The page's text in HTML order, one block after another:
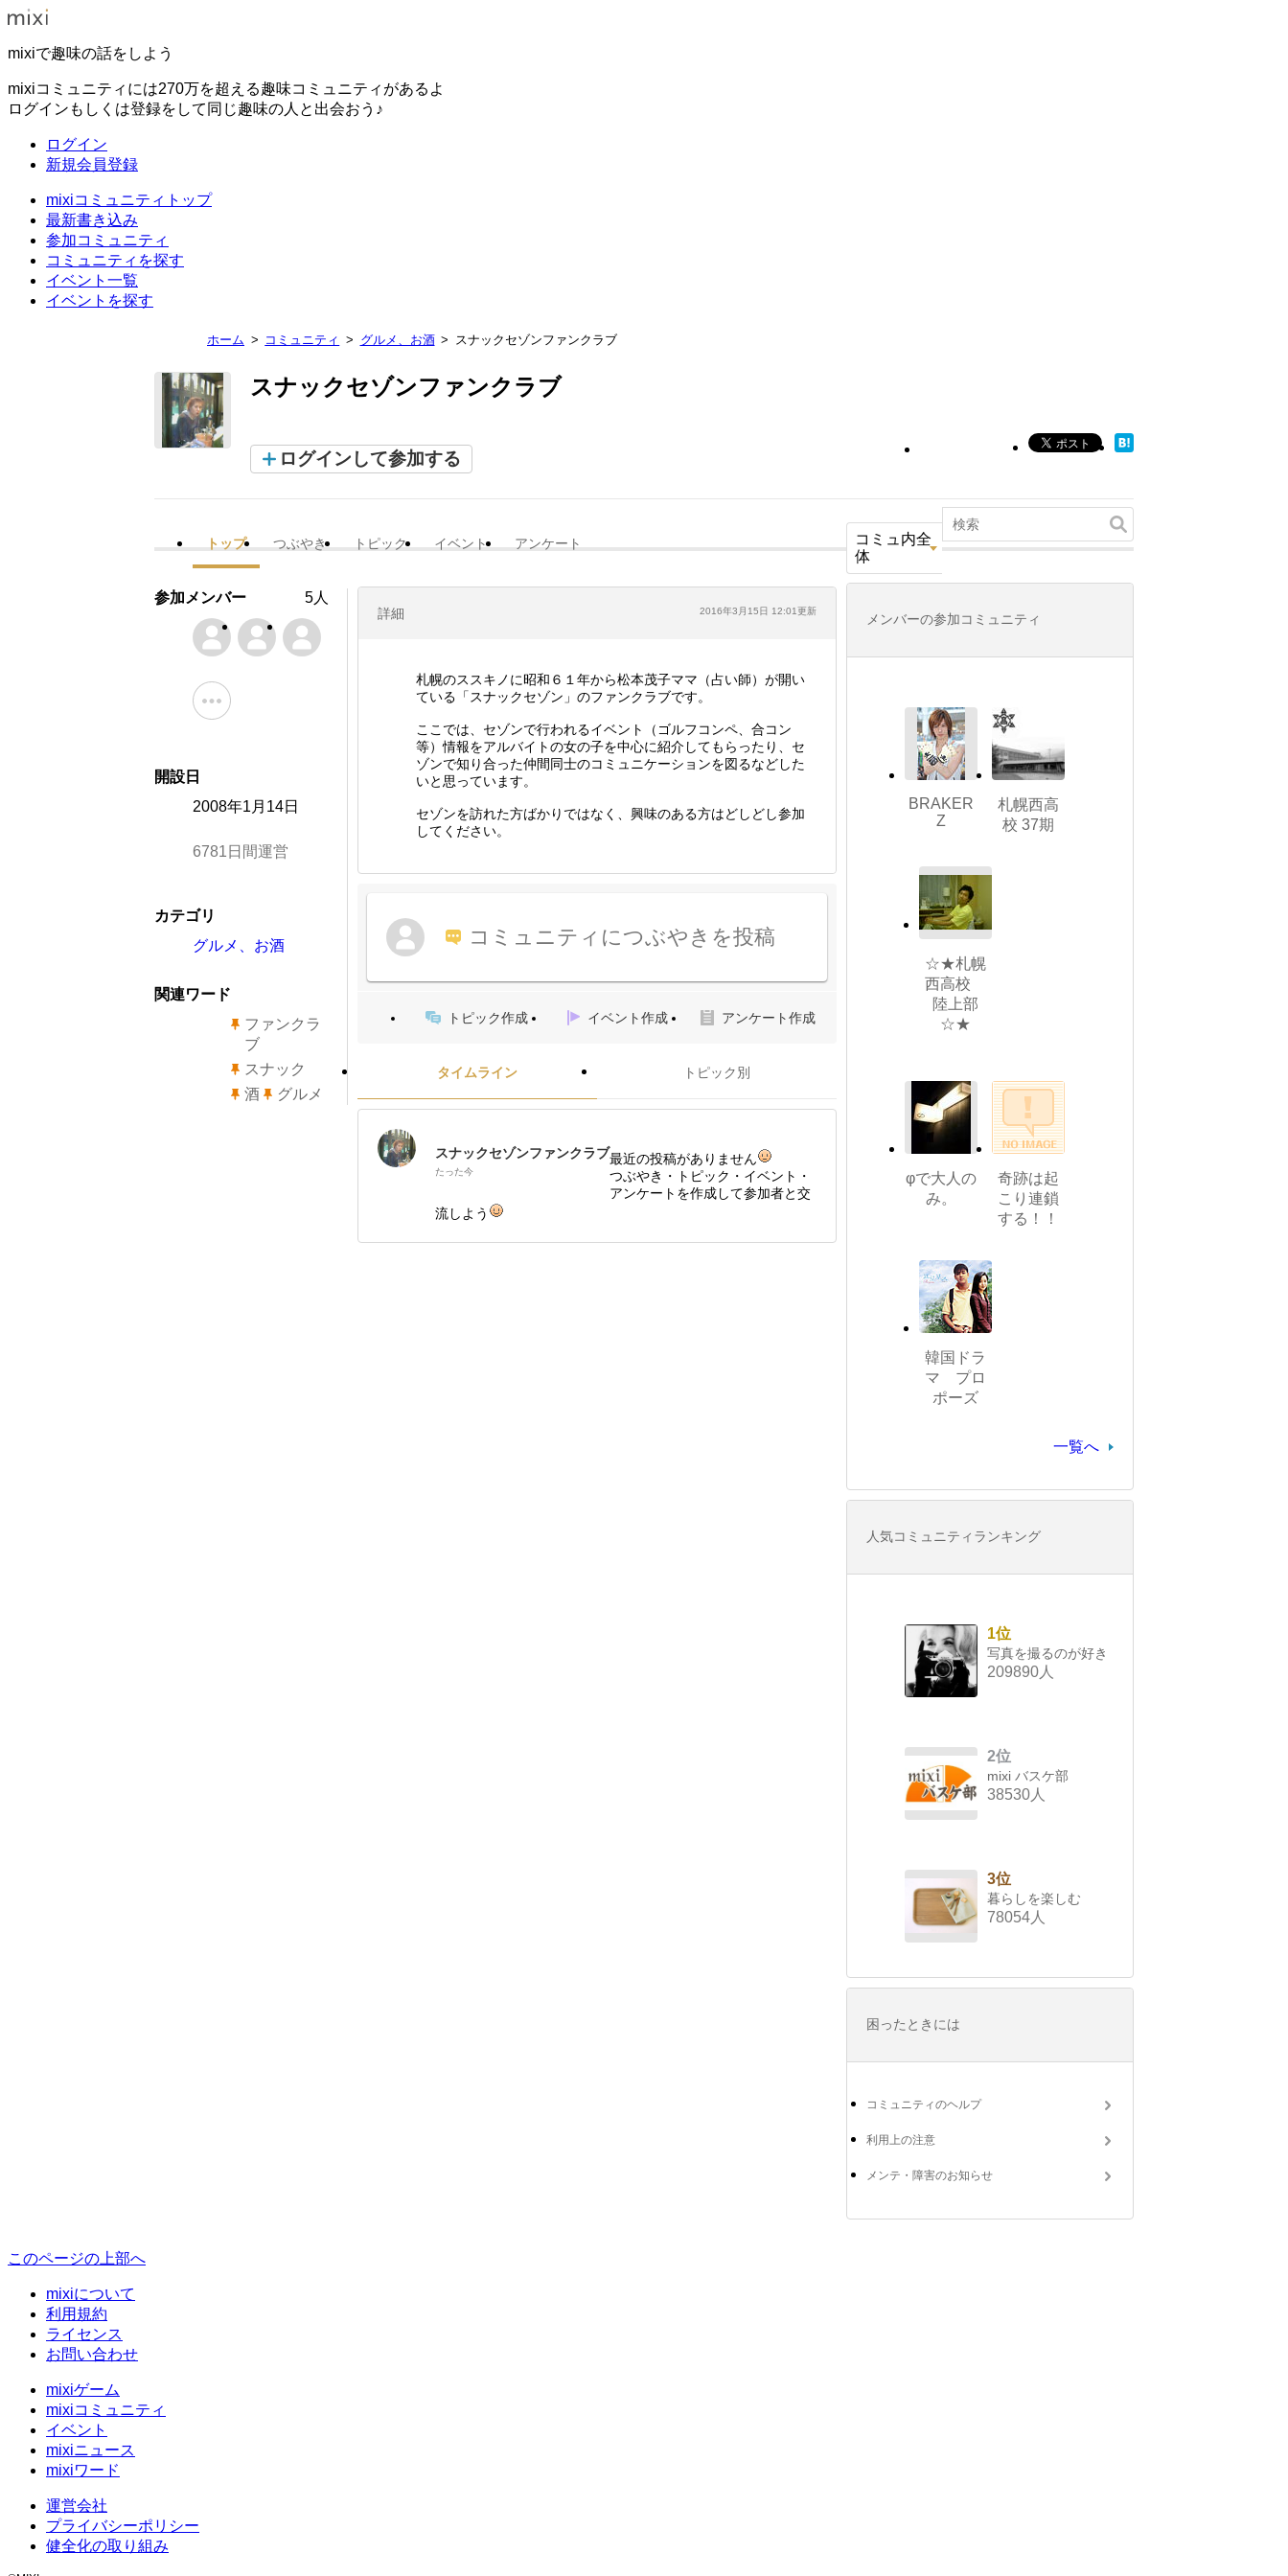
mixiで趣味の話をしよう
mixiコミュニティには270万を超える趣味コミュニティがあるよ
ログインもしくは登録をして同じ趣味の人と出会おう♪
ログイン
新規会員登録
mixiコミュニティトップ
最新書き込み
参加コミュニティ
コミュニティを探す
イベント一覧
イベントを探す
ホーム コミュニティ グルメ、お酒 スナックセゾンファンクラブ
スナックセゾンファンクラブ
ログインして参加する
トップ つぶやき トピック イベント アンケート
コミュ内全
体
詳細 2016年3月15日 12:01更新
札幌のススキノに昭和６１年から松本茂子ママ（占い師）が開い
ている「スナックセゾン」のファンクラブです。
ここでは、セゾンで行われるイベント（ゴルフコンペ、合コン
等）情報をアルバイトの女の子を中心に紹介してもらったり、セ
ゾンで知り合った仲間同士のコミュニケーションを図るなどした
いと思っています。
セゾンを訪れた方ばかりではなく、興味のある方はどしどし参加
してください。
コミュニティにつぶやきを投稿
トピック作成 イベント作成 アンケート作成
タイムライン トピック別
スナックセゾンファンクラブ
たった今
最近の投稿がありません
つぶやき・トピック・イベント・
アンケートを作成して参加者と交
流しよう
参加メンバー 5人
開設日
2008年1月14日
6781日間運営
カテゴリ
グルメ、お酒
関連ワード
ファンクラ
ブ
スナック
酒
グルメ
メンバーの参加コミュニティ
BRAKER
Z
札幌西高
校 37期
☆★札幌
西高校
陸上部
☆★
φで大人の
み。
奇跡は起
こり連鎖
する！！
韓国ドラ
マ プロ
ポーズ
一覧へ
人気コミュニティランキング
1位
写真を撮るのが好き
209890人
2位
mixi バスケ部
38530人
3位
暮らしを楽しむ
78054人
困ったときには
コミュニティのヘルプ
利用上の注意
メンテ・障害のお知らせ
このページの上部へ
mixiについて
利用規約
ライセンス
お問い合わせ
mixiゲーム
mixiコミュニティ
イベント
mixiニュース
mixiワード
運営会社
プライバシーポリシー
健全化の取り組み